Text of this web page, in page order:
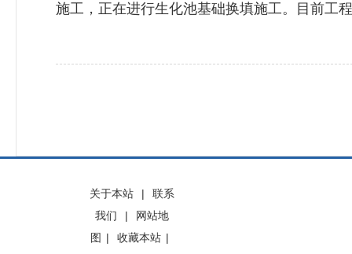
施工，正在进行生化池基础换填施工。目前工
关于本站 |
联系
我们
|
网站地
图 | 收藏本站 |